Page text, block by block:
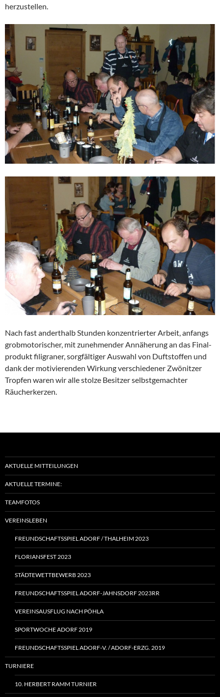
herzustellen.
Nach fast andert­halb Stunden konzen­trierter Arbeit, anfangs
grobmo­to­ri­scher, mit zuneh­mender Annähe­rung an das Final­
pro­dukt filigraner, sorgfäl­tiger Auswahl von Duftstoffen und
dank der motivie­renden Wirkung verschie­dener Zwönitzer
Tropfen waren wir alle stolze Besitzer selbst­ge­machter
Räucherkerzen.
AKTUELLE MITTEILUNGEN
AKTUELLE TERMINE:
TEAMFOTOS
VEREINSLEBEN
FREUNDSCHAFTSSPIEL ADORF / THALHEIM 2023
FLORIANSFEST 2023
STÄDTEWETTBEWERB 2023
FREUNDSCHAFTSSPIEL ADORF-JAHNSDORF 2023RR
VEREINSAUSFLUG NACH PÖHLA
SPORTWOCHE ADORF 2019
FREUNDSCHAFTSSPIEL ADORF‑V. / ADORF-ERZG. 2019
TURNIERE
10. HERBERT RAMM TURNIER